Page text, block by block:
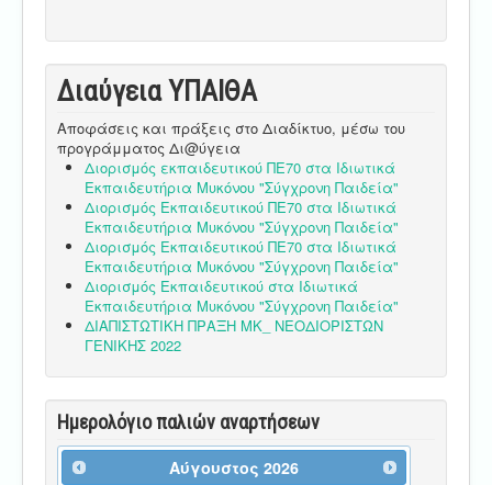
Διαύγεια ΥΠΑΙΘA
Αποφάσεις και πράξεις στο Διαδίκτυο, μέσω του
προγράμματος Δι@ύγεια
Διορισμός εκπαιδευτικού ΠΕ70 στα Ιδιωτικά
Εκπαιδευτήρια Μυκόνου "Σύγχρονη Παιδεία"
Διορισμός Εκπαιδευτικού ΠΕ70 στα Ιδιωτικά
Εκπαιδευτήρια Μυκόνου "Σύγχρονη Παιδεία"
Διορισμός Εκπαιδευτικού ΠΕ70 στα Ιδιωτικά
Εκπαιδευτήρια Μυκόνου "Σύγχρονη Παιδεία"
Διορισμός Εκπαιδευτικού στα Ιδιωτικά
Εκπαιδευτήρια Μυκόνου "Σύγχρονη Παιδεία"
ΔΙΑΠΙΣΤΩΤΙΚΗ ΠΡΑΞΗ ΜΚ_ ΝΕΟΔΙΟΡΙΣΤΩΝ
ΓΕΝΙΚΗΣ 2022
Ημερολόγιο παλιών αναρτήσεων
Αύγουστος 2026